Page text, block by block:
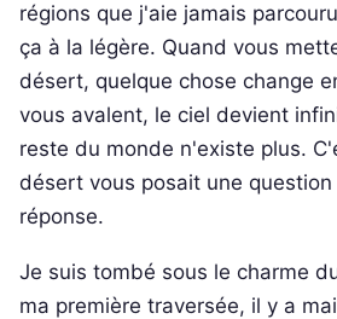
régions que j'aie jamais
ça à la légère. Quand vous
désert, quelque chose change
vous avalent, le ciel devient
reste du monde n'existe plus.
désert vous posait une
réponse.
Je suis tombé sous le charme
ma première traversée, il y a